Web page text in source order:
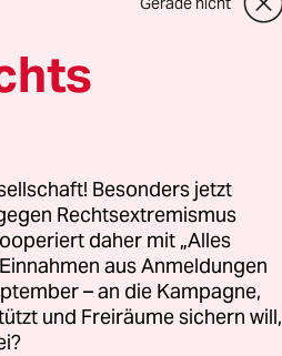
des Iran
Israel
Iran
für
Besonders jetzt
Rechtsextremismus
daher mit „Alles
aus Anmeldungen
– an die Kampagne,
und Freiräume sichern will,